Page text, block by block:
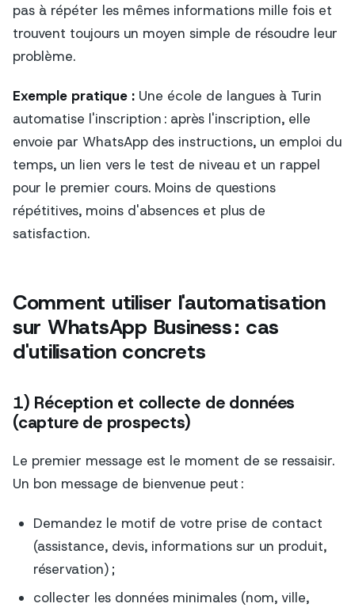
pas à répéter les mêmes informations mille fois et
trouvent toujours un moyen simple de résoudre leur
problème.
Exemple pratique : Une école de langues à Turin
automatise l'inscription : après l'inscription, elle
envoie par WhatsApp des instructions, un emploi du
temps, un lien vers le test de niveau et un rappel
pour le premier cours. Moins de questions
répétitives, moins d'absences et plus de
satisfaction.
Comment utiliser l'automatisation
sur WhatsApp Business : cas
d'utilisation concrets
1) Réception et collecte de données
(capture de prospects)
Le premier message est le moment de se ressaisir.
Un bon message de bienvenue peut :
Demandez le motif de votre prise de contact
(assistance, devis, informations sur un produit,
réservation) ;
collecter les données minimales (nom, ville,